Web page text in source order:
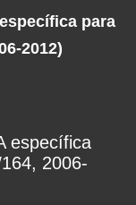
para
2012)
específica
2006-